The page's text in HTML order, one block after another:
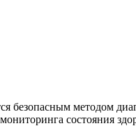
безопасным методом
состояния